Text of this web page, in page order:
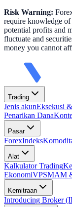
Risk Warning:
require knowledge
potential profits and
fluctuate and
money you cannot
Trading
Jenis akunEksekusi
Penarikan Dana
Pasar
ForexIndeks
Alat
Kalkulator Trading
EkonomiVPSMAM
Kemitraan
Introducing Broker